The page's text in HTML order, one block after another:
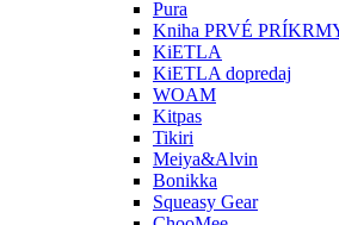
Pura
Kniha PRVÉ
KiETLA
KiETLA dopredaj
WOAM
Kitpas
Tikiri
Meiya&Alvin
Bonikka
Squeasy Gear